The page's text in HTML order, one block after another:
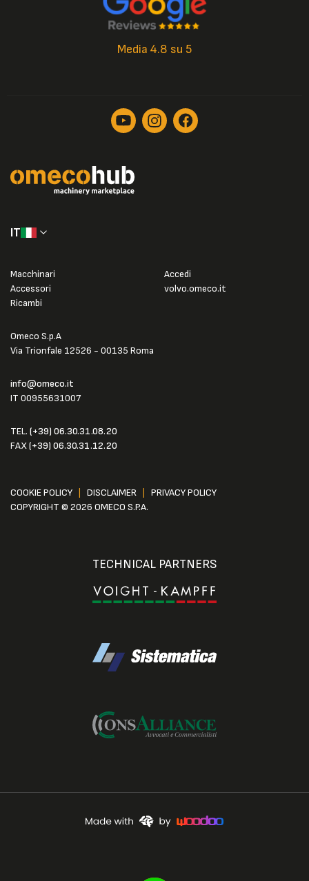
Media 4.8 su 5
IT
Omeco S.p.A
Via Trionfale 12526 - 00135 Roma
info@omeco.it
IT 00955631007
TEL. (+39) 06.30.31.08.20
FAX(+39) 06.30.31.12.20
Macchinari
Accessori
Ricambi
Accedi
volvo.omeco.it
COOKIE POLICY DISCLAIMER
PRIVACY POLICY
COPYRIGHT © 2026 OMECO S.P.A.
TECHNICAL PARTNERS